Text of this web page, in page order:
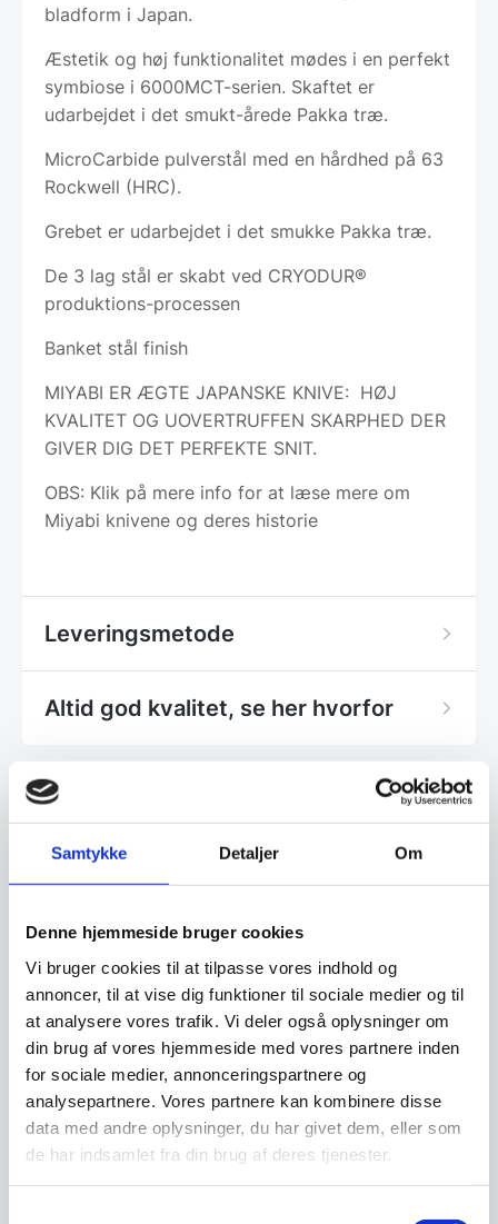
Samtykke Detaljer Om
Denne hjemmeside bruger cookies
Vi bruger cookies til at tilpasse vores indhold og
annoncer, til at vise dig funktioner til sociale medier og til
at analysere vores trafik. Vi deler også oplysninger om
din brug af vores hjemmeside med vores partnere inden
for sociale medier, annonceringspartnere og
analysepartnere. Vores partnere kan kombinere disse
data med andre oplysninger, du har givet dem, eller som
de har indsamlet fra din brug af deres tjenester.
bladform i Japan.
Æstetik og høj funktionalitet mødes i en perfekt
symbiose i 6000MCT-serien. Skaftet er
udarbejdet i det smukt-årede Pakka træ.
MicroCarbide pulverstål med en hårdhed på 63
Rockwell (HRC).
Grebet er udarbejdet i det smukke Pakka træ.
De 3 lag stål er skabt ved CRYODUR®
produktions-processen
Banket stål finish
MIYABI ER ÆGTE JAPANSKE KNIVE: HØJ
KVALITET OG UOVERTRUFFEN SKARPHED DER
GIVER DIG DET PERFEKTE SNIT.
OBS: Klik på mere info for at læse mere om
Miyabi knivene og deres historie
Leveringsmetode
Altid god kvalitet, se her hvorfor
Har du spørgsmål til varen? Klik her
Vi prismatcher - Klik her
Relaterede varer
SPAR 15% SPAR 35%